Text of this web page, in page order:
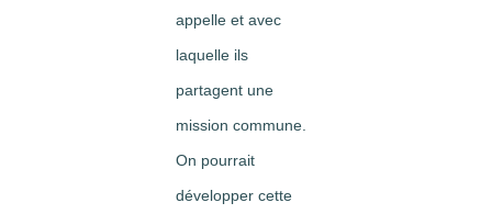
appelle et avec
laquelle ils
partagent une
mission commune.
On pourrait
développer cette